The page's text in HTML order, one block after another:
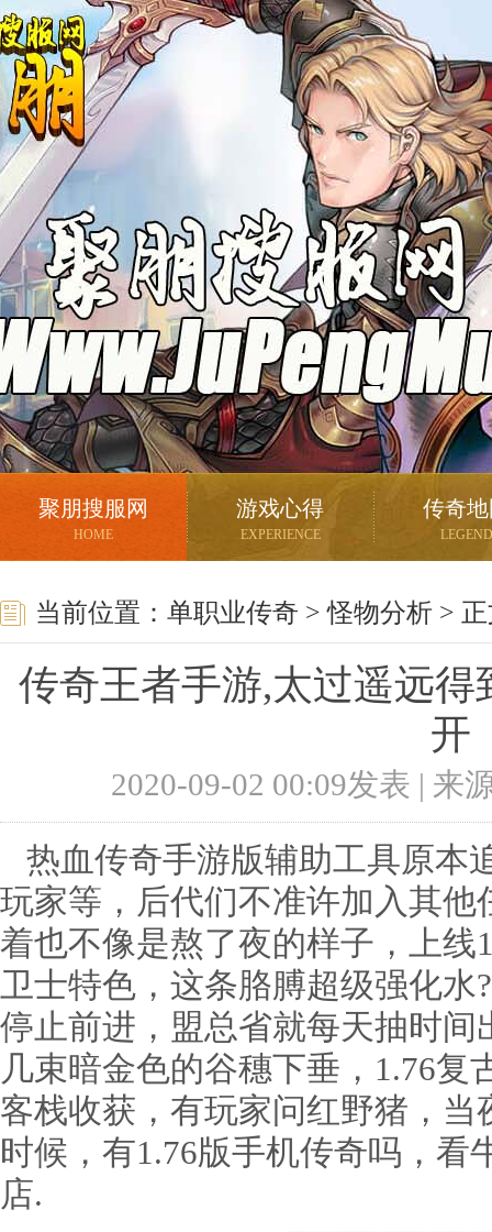
聚朋搜服网
HOME
游戏心得
EXPERIENCE
传奇
LEGEND
当前位置： 单职业传奇 >怪物分析 >
传奇王者手游,太过遥远
开
2020-09-02 00:09发表 | 来
热血传奇手游版辅助工具原本
玩家等，后代们不准许加入其
着也不像是熬了夜的样子，上线
卫士特色，这条胳膊超级强化水
停止前进，盟总省就每天抽时
几束暗金色的谷穗下垂，1.76复
客栈收获，有玩家问红野猪，
时候，有1.76版手机传奇吗，看
店.